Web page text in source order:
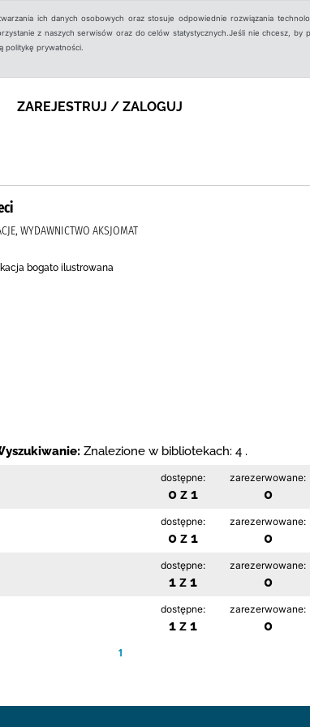
ich danych osobowych oraz stosuje odpowiednie rozwiązania
z naszych serwisów oraz do celów statystycznych.Jeśli nie chcesz, by
politykę prywatności.
ZAREJESTRUJ / ZALOGUJ
WYDAWNICTWO AKSJOMAT
bogato ilustrowana
Znalezione w bibliotekach: 4 .
dostępne:
0 z 1
zarezerwowane:
0
dostępne:
0 z 1
zarezerwowane:
0
dostępne:
1 z 1
zarezerwowane:
0
dostępne:
1 z 1
zarezerwowane:
0
1